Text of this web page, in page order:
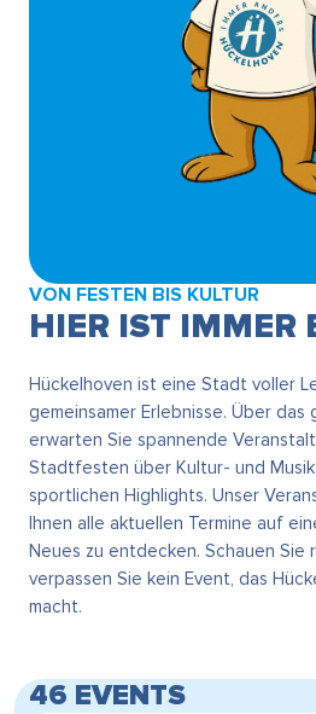
VON FESTEN BIS KULTUR
HIER IST IMMER
Hückelhoven ist eine Stadt voller
gemeinsamer Erlebnisse. Über das
erwarten Sie spannende
Stadtfesten über Kultur- und
sportlichen Highlights. Unser
Ihnen alle aktuellen Termine auf
Neues zu entdecken. Schauen Sie
verpassen Sie kein Event, das
macht.
46 EVENTS